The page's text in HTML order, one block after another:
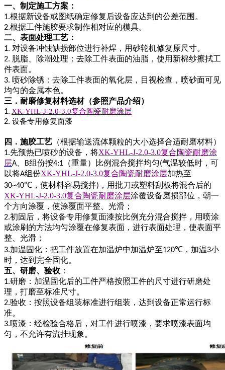
一、制定施工方案：
1.根据新设备或图纸确定修复后设备应达到的公差范围。
2.根据工件施胶要求制作相对应的模具。
二、表面处理工艺：
1. 对设备冲蚀缺损部位进行补焊，用砂轮机修复原尺寸。
2. 脱脂、除潮处理：去除工件表面的油脂，使用新棉纱擦拭工
件表面。
3. 喷砂除锈：去除工件表面的氧化层，目视检查，喷砂面可见
均匀的金属本色。
三．耐磨修复材料选材（参照产品介绍）
1. XK-YHL-J-2.0-3.0复合陶瓷耐磨涂层
2. 设备专用修复面漆
四．施胶工艺 （根据输送流体颗粒的大小选择合适耐磨材料）
1.先预热已喷砂的设备，将XK-YHL-J-2.0-3.0复合陶瓷耐磨涂
层A B组份按4:1 （重量）比例混合搅拌均匀(气温较低时，可
以将A组份XK-YHL-J-2.0-3.0复合陶瓷耐磨涂层加热至
30~40℃ ，使材料容易搅拌) ，用批刀或塑料刮板将混合后的
XK-YHL-J-2.0-3.0复合陶瓷耐磨涂层涂覆设备磨损部位，朝一
个方向涂覆，使涂覆面平整、光滑；
2.初固后，将设备专用修复面漆按比例充分混合搅拌，用喷涂
或涂刷的方法均匀涂覆在修复表面，进行表面处理，使表面平
整、光滑；
3.加温固化：把工件放置在加温炉中加温炉至120℃ ，加温3小
时，达到完全固化。
五、研磨、验收 ：
1.研磨：加温固化后的工件严格按照工件的尺寸进行研磨处
理，打磨至标准尺寸。
2.验收：按照设备组装标准进行组装，达到设备正常运行标
准。
3.喷漆：经检验合格后，对工件进行喷漆，要求喷漆表面均
匀，不允许有流挂现象。